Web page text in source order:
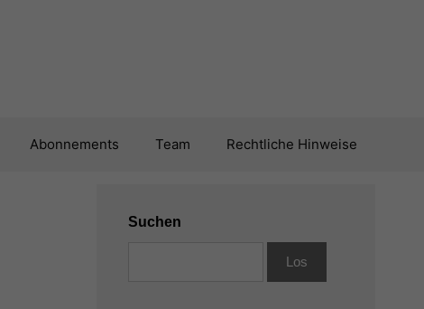
Abonnements Team Rechtliche Hinweise
Suchen